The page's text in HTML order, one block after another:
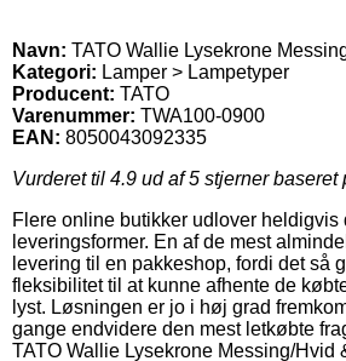
Navn: TATO Wallie Lysekrone
Kategori: Lamper > Lampetyper
Producent: TATO
Varenummer: TWA100-0900
EAN: 8050043092335
Vurderet til 4.9 ud af 5 stjerner baseret
Flere online butikker udlover heldigvis
leveringsformer. En af de mest
levering til en pakkeshop, fordi det så
fleksibilitet til at kunne afhente de
lyst. Løsningen er jo i høj grad
gange endvidere den mest letkøbte
TATO Wallie Lysekrone Messing/Hvid